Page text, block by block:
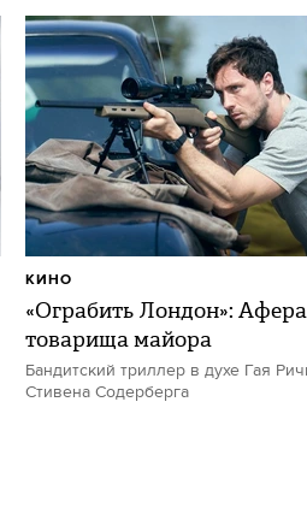
«Ограбить Лондон»: Афера
товарища майора
Бандитский триллер в духе Гая
Стивена Содерберга
КИНО